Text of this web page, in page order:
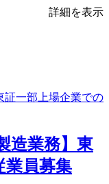
詳細を表示
造業務】東
業員募集